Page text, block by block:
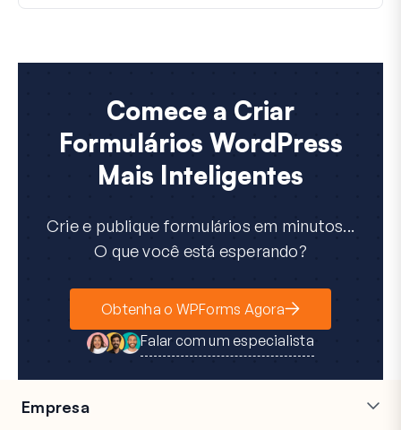
Comece a Criar
Formulários WordPress
Mais Inteligentes
Crie e publique formulários em minutos...
O que você está esperando?
Obtenha o WPForms Agora
Falar com um especialista
Empresa